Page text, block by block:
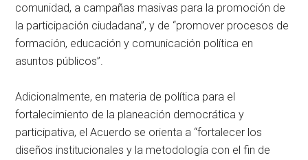
comunidad, a campañas masivas para la promoción de
la participación ciudadana”, y de “promover procesos de
formación, educación y comunicación política en
asuntos públicos”.
Adicionalmente, en materia de política para el
fortalecimiento de la planeación democrática y
participativa, el Acuerdo se orienta a “fortalecer los
diseños institucionales y la metodología con el fin de